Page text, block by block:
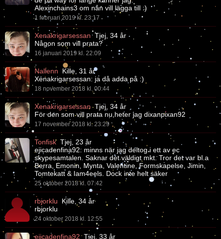
Alexinchains3 om nån vill lägga till :)
1 februari 2019 kl. 23:17
Xenakrigarsessan Tjej, 34 år
Någon som vill prata?
16 januari 2019 kl. 22:09
Nallenn
Kille, 31 år
Xenakrigarsessan: ja då adda på :)
18 november 2018 kl. 00:44
Xenakrigarsessan Tjej, 34 år
För den som vill prata nu,heter jag dixanpixan92
17 november 2018 kl. 23:29
Tonfisk Tjej, 23 år
ejicadenfina92: minns när jag deltog i ett av ec
skypesamtalen. Saknar det väldigt mkt. Tror det var bl.a
Berra, Emonin, Mynta, Valentine, Formskapelse, Jimin,
Tomtekatt & Iam4eels. Dock inte helt säker
25 oktober 2018 kl. 07:42
rbjorklu
Kille, 34 år
rbjorklu
24 oktober 2018 kl. 12:55
ejicadenfina92 Tjej, 33 år